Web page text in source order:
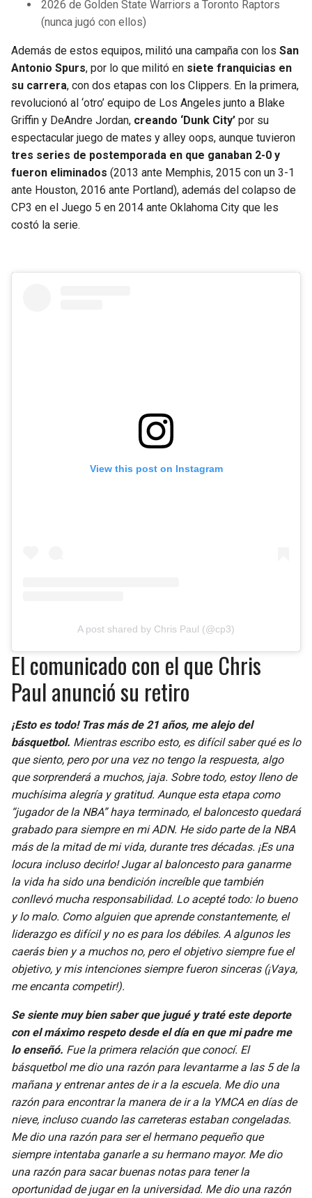
2026 de Golden State Warriors a Toronto Raptors
(nunca jugó con ellos)
Además de estos equipos, militó una campaña con los San
Antonio Spurs, por lo que militó en siete franquicias en
su carrera, con dos etapas con los Clippers. En la primera,
revolucionó al ‘otro’ equipo de Los Angeles junto a Blake
Griffin y DeAndre Jordan, creando ‘Dunk City’ por su
espectacular juego de mates y alley oops, aunque tuvieron
tres series de postemporada en que ganaban 2-0 y
fueron eliminados (2013 ante Memphis, 2015 con un 3-1
ante Houston, 2016 ante Portland), además del colapso de
CP3 en el Juego 5 en 2014 ante Oklahoma City que les
costó la serie.
View this post on Instagram
A post shared by Chris Paul (@cp3)
El comunicado con el que Chris
Paul anunció su retiro
¡Esto es todo! Tras más de 21 años, me alejo del
básquetbol. Mientras escribo esto, es difícil saber qué es lo
que siento, pero por una vez no tengo la respuesta, algo
que sorprenderá a muchos, jaja. Sobre todo, estoy lleno de
muchísima alegría y gratitud. Aunque esta etapa como
“jugador de la NBA” haya terminado, el baloncesto quedará
grabado para siempre en mi ADN. He sido parte de la NBA
más de la mitad de mi vida, durante tres décadas. ¡Es una
locura incluso decirlo! Jugar al baloncesto para ganarme
la vida ha sido una bendición increíble que también
conllevó mucha responsabilidad. Lo acepté todo: lo bueno
y lo malo. Como alguien que aprende constantemente, el
liderazgo es difícil y no es para los débiles. A algunos les
caerás bien y a muchos no, pero el objetivo siempre fue el
objetivo, y mis intenciones siempre fueron sinceras (¡Vaya,
me encanta competir!).
Se siente muy bien saber que jugué y traté este deporte
con el máximo respeto desde el día en que mi padre me
lo enseñó. Fue la primera relación que conocí. El
básquetbol me dio una razón para levantarme a las 5 de la
mañana y entrenar antes de ir a la escuela. Me dio una
razón para encontrar la manera de ir a la YMCA en días de
nieve, incluso cuando las carreteras estaban congeladas.
Me dio una razón para ser el hermano pequeño que
siempre intentaba ganarle a su hermano mayor. Me dio
una razón para sacar buenas notas para tener la
oportunidad de jugar en la universidad. Me dio una razón